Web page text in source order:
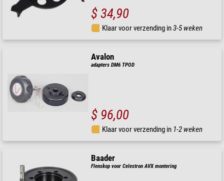
$ 34,90
Klaar voor verzending in3-5 weken
Avalon
adapters DM6 TPOD
$ 96,00
Klaar voor verzending in 1-2 weken
Baader
Flenskop voor Celestron AVX montering